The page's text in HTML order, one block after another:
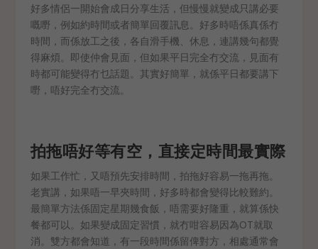
好多情侶一開始會成日分享生活，但慢慢就變成只講必要
嘅嘢，例如約時間或者簡單回覆訊息。好多時唔係真係冇
時間，而係放工之後，各自滑手機、休息，連講幾句都覺
得麻煩。即使仲會見面，但如果平日完全冇交流，見面有
時都可能變得冇乜話題。其實好簡單，就係平日都要講下
嘢，唔好完全冇交流。
拍拖唔好等有空，直接定時間最實際
如果工作忙，又唔預先安排時間，拍拖好容易一拖再拖。
老實講，如果唔一早夾時間，好多時都會變得比較難約。
最簡單方法係固定星期幾食飯，唔需要好隆重，就算係快
餐都可以。如果變成固定習慣，就冇咁容易因為OT就取
消。雙方都會知道，有一段時間係留俾對方，相處通常會